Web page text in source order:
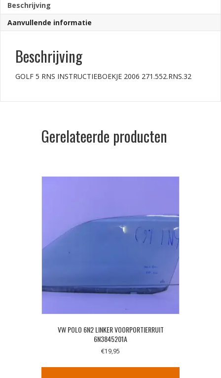
Beschrijving
Aanvullende informatie
Beschrijving
GOLF 5 RNS INSTRUCTIEBOEKJE 2006 271.552.RNS.32
Gerelateerde producten
VW POLO 6N2 LINKER VOORPORTIERRUIT
6N3845201A
€19,95